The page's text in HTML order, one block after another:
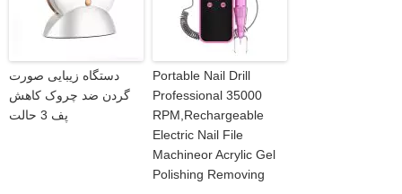
دستگاه زیبایی صورت
گردن ضد چروک کاهش
پف 3 حالت
Portable Nail Drill
Professional 35000
RPM,Rechargeable
Electric Nail File
Machineor Acrylic Gel
Polishing Removing